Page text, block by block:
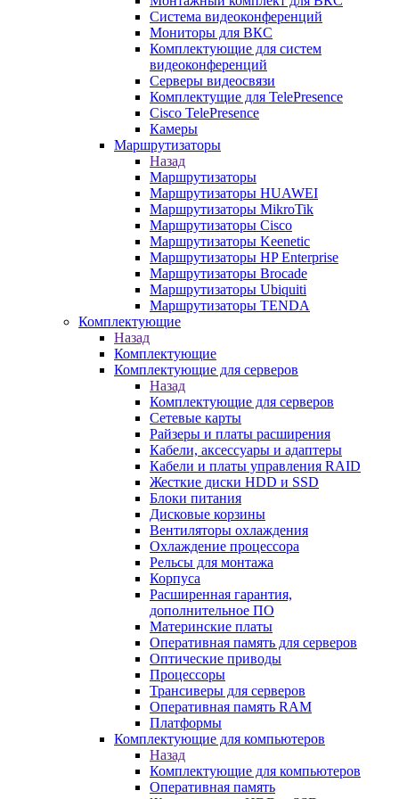
Система видеоконференций
Мониторы для ВКС
Комплектующие для систем
видеоконференций
Серверы видеосвязи
Комплектущие для TelePresence
Cisco TelePresence
Камеры
Маршрутизаторы
Назад
Маршрутизаторы
Маршрутизаторы HUAWEI
Маршрутизаторы MikroTik
Маршрутизаторы Cisco
Маршрутизаторы Keenetic
Маршрутизаторы HP Enterprise
Маршрутизаторы Brocade
Маршрутизаторы Ubiquiti
Маршрутизаторы TENDA
Комплектующие
Назад
Комплектующие
Комплектующие для серверов
Назад
Комплектующие для серверов
Сетевые карты
Райзеры и платы расширения
Кабели, аксессуары и адаптеры
Кабели и платы управления RAID
Жесткие диски HDD и SSD
Блоки питания
Дисковые корзины
Вентиляторы охлаждения
Охлаждение процессора
Рельсы для монтажа
Корпуса
Расширенная гарантия,
дополнительное ПО
Материнские платы
Оперативная память для серверов
Оптические приводы
Процессоры
Трансиверы для серверов
Оперативная память RAM
Платформы
Комплектующие для компьютеров
Назад
Комплектующие для компьютеров
Оперативная память